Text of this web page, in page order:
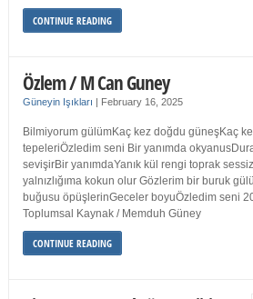
CONTINUE READING
Özlem / M Can Guney
Güneyin Işıkları | February 16, 2025
Bilmiyorum gülümKaç kez doğdu güneşKaç kez
tepeleriÖzledim seni Bir yanımda
sevişirBir yanımdaYanık kül rengi toprak
yalnızlığıma kokun olur Gözlerim bir buruk
buğusu öpüşlerinGeceler boyuÖzledim seni
Toplumsal Kaynak / Memduh Güney
CONTINUE READING